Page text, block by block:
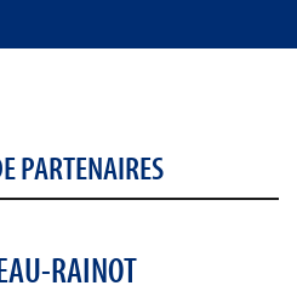
PARTENAIRES
RAINOT